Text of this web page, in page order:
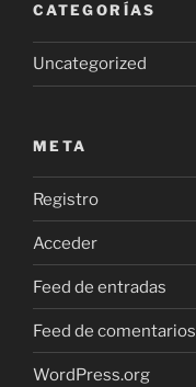
CATEGORÍAS
Uncategorized
META
Registro
Acceder
Feed de entradas
Feed de comentarios
WordPress.org